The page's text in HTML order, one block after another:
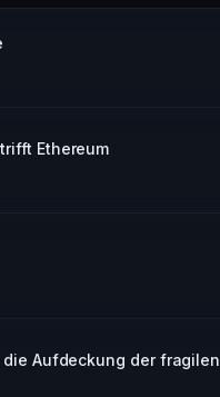
Ethereum
Aufdeckung der fragilen